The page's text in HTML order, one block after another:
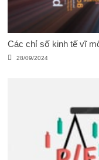
Các chỉ số kinh tế vĩ
28/09/2024